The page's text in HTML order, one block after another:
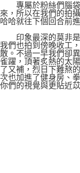
專屬於粉絲們腦袋
來，所以在我們的拍
哈哈就往下個回合前進
印象最深的莫非是
我們也拍到傍晚收工
散。不過一早我們卻
雀躍，頂著炙熱的太
了又補，烈日下難熬
次也加進了健身房、
你們的視覺與更貼近